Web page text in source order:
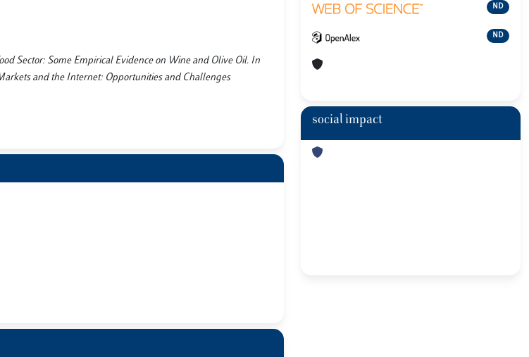
Sector: Some Empirical Evidence on Wine and Olive Oil. In
and the Internet: Opportunities and Challenges
ND
ND
social impact